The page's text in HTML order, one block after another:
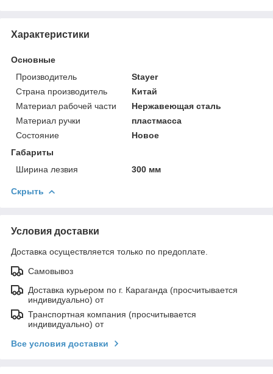
Характеристики
Основные
Производитель
Stayer
Страна производитель
Китай
Материал рабочей части
Нержавеющая сталь
Материал ручки
пластмасса
Состояние
Новое
Габариты
Ширина лезвия
300 мм
Скрыть
Условия доставки
Доставка осуществляется только по предоплате.
Самовывоз
Доставка курьером по г. Караганда (просчитывается
индивидуально) от
Транспортная компания (просчитывается
индивидуально) от
Все условия доставки